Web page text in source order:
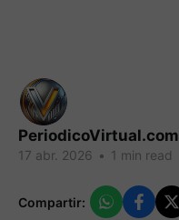
PeriodicoVirtual.com
17 abr. 2026 • 1 min read
Compartir: